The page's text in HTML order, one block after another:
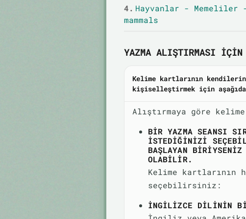
4. Hayvanlar - Memeliler
mammals
YAZMA ALIŞTIRMASI
Kelime kartlarının
kişiselleştirmek için
Alıştırmaya göre
BIR YAZMA SEANSI
ISTEDIĞINIZI
BAŞLAYAN
OLABILIR.
Kelime kartlarının
seçebilirsiniz:
İNGILIZCE DILININ